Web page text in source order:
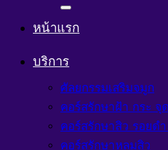
หน้าแรก
บริการ
ศัลยกรรมเสริมจมูก
คอร์สรักษาฝ้า กระ จุ
คอร์สรักษาสิว รอยด
คอร์สรักษาหลุมสิว